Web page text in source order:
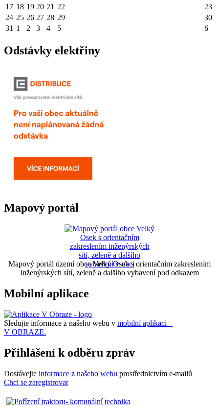
17 18 19 20 21 22
23
24 25 26 27 28 29
30
31 1 2 3 4 5 6
Odstávky elektřiny
Mapový portál
Mapový portál území obce Velký Osek s orientačním zakreslením
inženýrských sítí, zeleně a dalšího vybavení pod odkazem
Mobilní aplikace
Sledujte informace z našeho webu v mobilní aplikaci –
V OBRAZE.
Přihlášení k odběru zpráv
Dostávejte informace z našeho webu prostřednictvím e-mailů
Chci se zaregistrovat